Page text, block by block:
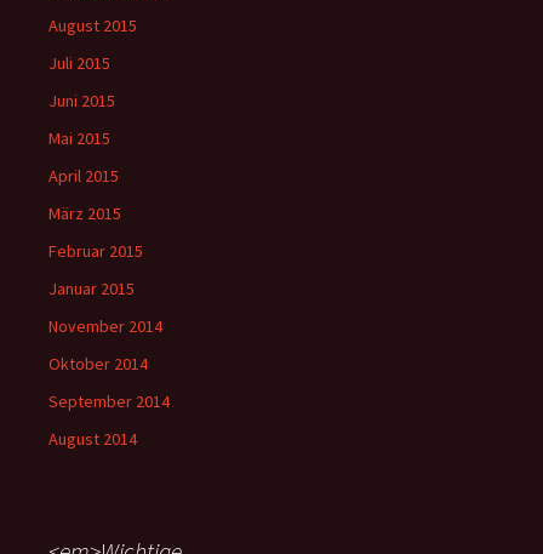
August 2015
Juli 2015
Juni 2015
Mai 2015
April 2015
März 2015
Februar 2015
Januar 2015
November 2014
Oktober 2014
September 2014
August 2014